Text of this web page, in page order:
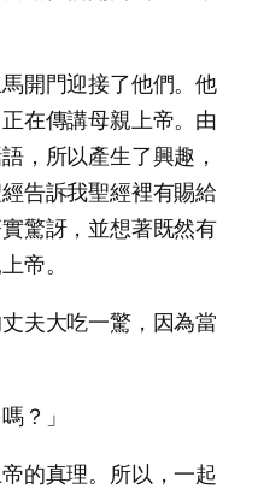
開門迎接了他們。他
在傳講母親上帝。由
，所以產生了興趣，
告訴我聖經裡有賜給
驚訝，並想著既然有
帝。
夫大吃一驚，因為當
？」
的真理。所以，一起